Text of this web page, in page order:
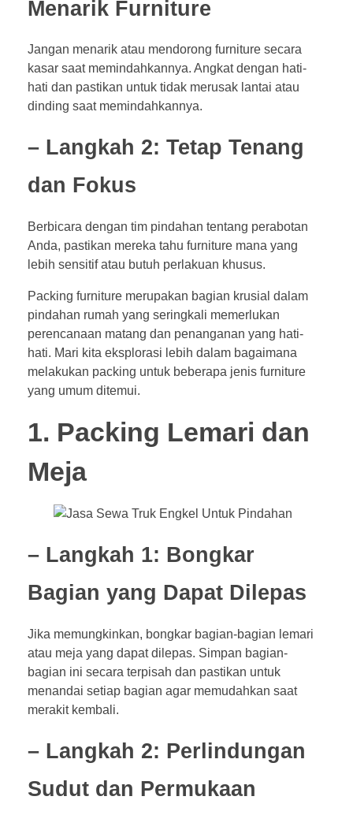
Menarik Furniture
Jangan menarik atau mendorong furniture secara
kasar saat memindahkannya. Angkat dengan hati-
hati dan pastikan untuk tidak merusak lantai atau
dinding saat memindahkannya.
– Langkah 2: Tetap Tenang
dan Fokus
Berbicara dengan tim pindahan tentang perabotan
Anda, pastikan mereka tahu furniture mana yang
lebih sensitif atau butuh perlakuan khusus.
Packing furniture merupakan bagian krusial dalam
pindahan rumah yang seringkali memerlukan
perencanaan matang dan penanganan yang hati-
hati. Mari kita eksplorasi lebih dalam bagaimana
melakukan packing untuk beberapa jenis furniture
yang umum ditemui.
1. Packing Lemari dan
Meja
– Langkah 1: Bongkar
Bagian yang Dapat Dilepas
Jika memungkinkan, bongkar bagian-bagian lemari
atau meja yang dapat dilepas. Simpan bagian-
bagian ini secara terpisah dan pastikan untuk
menandai setiap bagian agar memudahkan saat
merakit kembali.
– Langkah 2: Perlindungan
Sudut dan Permukaan